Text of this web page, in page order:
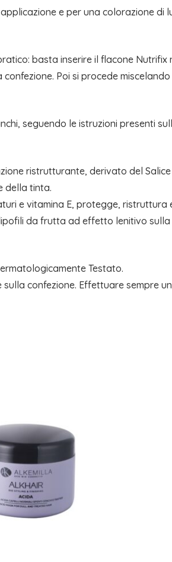
e per una colorazione di
basta inserire il flacone
Poi si procede
seguendo le istruzioni presenti
ristrutturante, derivato del
della tinta.
e vitamina E, protegge,
da frutta ad effetto lenitivo
Testato.
confezione. Effettuare sempre